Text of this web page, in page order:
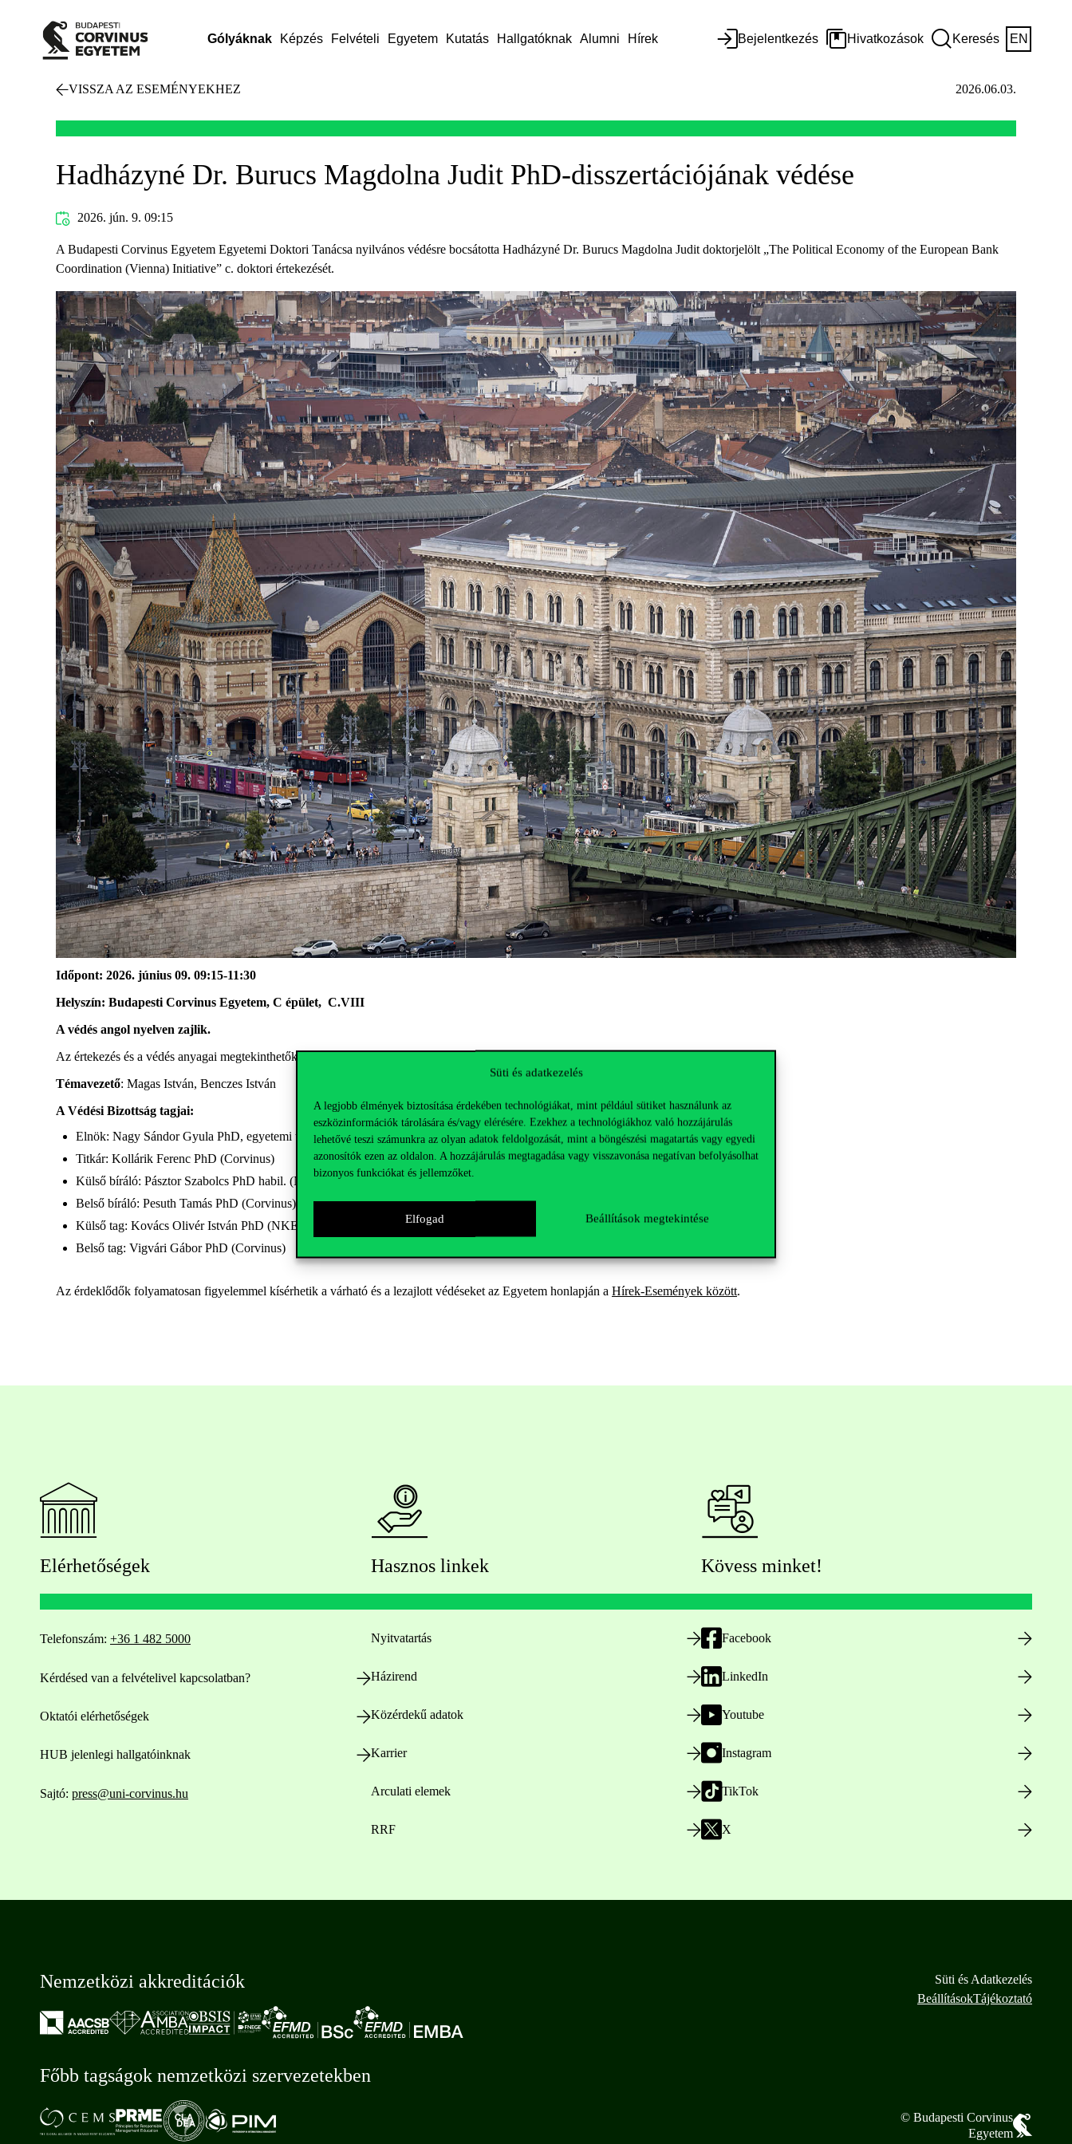
Süti és adatkezelés
A legjobb élmények biztosítása érdekében technológiákat, mint például sütiket használunk az
eszközinformációk tárolására és/vagy elérésére. Ezekhez a technológiákhoz való hozzájárulás
lehetővé teszi számunkra az olyan adatok feldolgozását, mint a böngészési magatartás vagy egyedi
azonosítók ezen az oldalon. A hozzájárulás megtagadása vagy visszavonása negatívan befolyásolhat
bizonyos funkciókat és jellemzőket.
Elfogad Beállítások megtekintése
Gólyáknak Képzés Felvételi Egyetem Kutatás Hallgatóknak Alumni Hírek Bejelentkezés Hivatkozások Keresés EN
VISSZA AZ ESEMÉNYEKHEZ 2026.06.03.
Hadházyné Dr. Burucs Magdolna Judit PhD-disszertációjának védése
2026. jún. 9. 09:15
A Budapesti Corvinus Egyetem Egyetemi Doktori Tanácsa nyilvános védésre bocsátotta Hadházyné Dr. Burucs Magdolna Judit doktorjelölt „The Political Economy of the European Bank
Coordination (Vienna) Initiative” c. doktori értekezését.
Időpont: 2026. június 09. 09:15-11:30
Helyszín: Budapesti Corvinus Egyetem, C épület, C.VIII
A védés angol nyelven zajlik.
Az értekezés és a védés anyagai megtekinthetők azEgyetem Repozitóriumában.
Témavezető: Magas István, Benczes István
A Védési Bizottság tagjai:
Elnök: Nagy Sándor Gyula PhD, egyetemi tanár (Corvinus)
Titkár: Kollárik Ferenc PhD (Corvinus)
Külső bíráló: Pásztor Szabolcs PhD habil. (NKE)
Belső bíráló: Pesuth Tamás PhD (Corvinus)
Külső tag: Kovács Olivér István PhD (NKE)
Belső tag: Vigvári Gábor PhD (Corvinus)
Az érdeklődők folyamatosan figyelemmel kísérhetik a várható és a lezajlott védéseket az Egyetem honlapján a Hírek-Események között.
Elérhetőségek
Telefonszám: +36 1 482 5000
Kérdésed van a felvételivel kapcsolatban?
Oktatói elérhetőségek
HUB jelenlegi hallgatóinknak
Sajtó: press@uni-corvinus.hu
Hasznos linkek
Nyitvatartás
Házirend
Közérdekű adatok
Karrier
Arculati elemek
RRF
Kövess minket!
Facebook
LinkedIn
Youtube
Instagram
TikTok
X
Nemzetközi akkreditációk
Főbb tagságok nemzetközi szervezetekben
Süti és Adatkezelés
BeállításokTájékoztató
© Budapesti Corvinus
Egyetem